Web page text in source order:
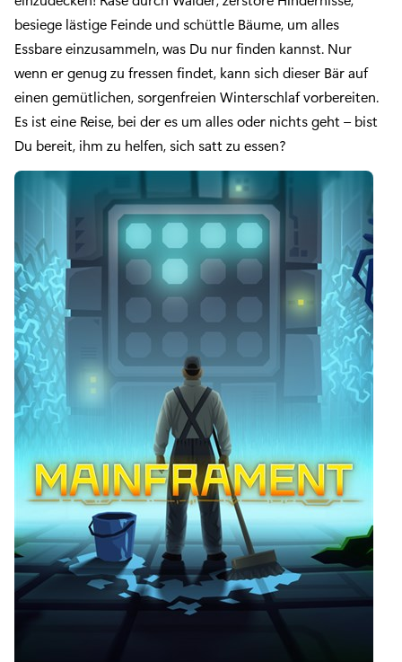
besiege lästige Feinde und schüttle Bäume, um alles
Essbare einzusammeln, was Du nur finden kannst. Nur
wenn er genug zu fressen findet, kann sich dieser Bär auf
einen gemütlichen, sorgenfreien Winterschlaf vorbereiten.
Es ist eine Reise, bei der es um alles oder nichts geht – bist
Du bereit, ihm zu helfen, sich satt zu essen?